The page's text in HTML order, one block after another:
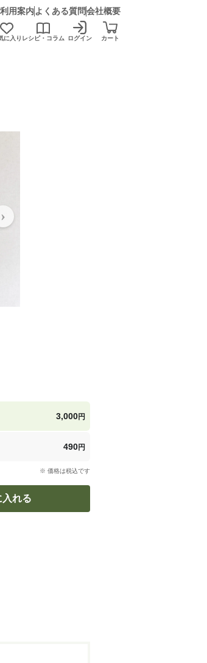
用案内 よくある質問会社概要
に入り レシピ・コラム ログイン カート
3,000円
490円
※ 価格は税込です
入れる